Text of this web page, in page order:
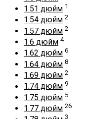
1.51 дюйм 1
1.54 дюйм 2
1.57 дюйм 2
1.6 дюйм 4
1.62 дюйм 6
1.64 дюйм 8
1.69 дюйм 2
1.74 дюйм 9
1.75 дюйм 5
1.77 дюйм 26
3